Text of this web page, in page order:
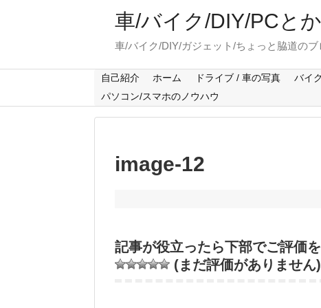
車/バイク/DIY/PCと
車/バイク/DIY/ガジェット/ちょっと脇道のブ
自己紹介 ホーム ドライブ / 車の写真 バイ
パソコン/スマホのノウハウ
image-12
記事が役立ったら下部でご評価を
(まだ評価がありません)